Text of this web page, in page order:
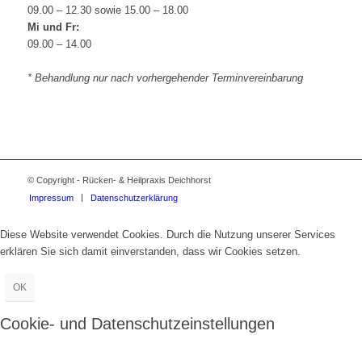
09.00 – 12.30 sowie 15.00 – 18.00
Mi und Fr:
09.00 – 14.00
* Behandlung nur nach vorhergehender Terminvereinbarung
© Copyright - Rücken- & Heilpraxis Deichhorst
Impressum
Datenschutzerklärung
Diese Website verwendet Cookies. Durch die Nutzung unserer Services
erklären Sie sich damit einverstanden, dass wir Cookies setzen.
OK
Cookie- und Datenschutzeinstellungen